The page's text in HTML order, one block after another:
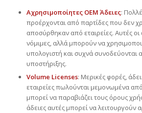
Αχρησιμοποίητες OEM Άδειες:
προέρχονται από παρτίδες που δεν
αποσύρθηκαν από εταιρείες. Αυτές οι
νόμιμες, αλλά μπορούν να
υπολογιστή και συχνά συνοδεύονται
υποστήριξης.
Volume Licenses: Μερικές φορές,
εταιρείες πωλούνται μεμονωμένα
μπορεί να παραβιάζει τους όρους
άδειες αυτές μπορεί να λειτουργούν